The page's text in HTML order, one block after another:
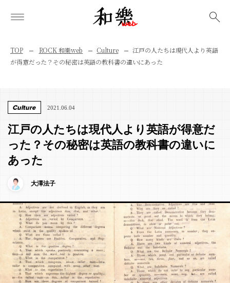
TOP ROCK 和樂web Culture
江戸の人たちは現代人より英語
が得意だった？その秘密は英語の教科書の違いにあった
Culture 2021.06.04
江戸の人たちは現代人より英語が得意だ
った？その秘密は英語の教科書の違いに
あった
大澤法子